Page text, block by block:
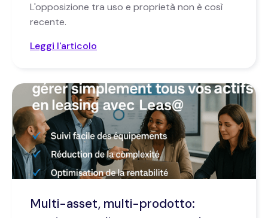
L'opposizione tra uso e proprietà non è così
recente.
Leggi l'articolo
Multi-asset, multi-prodotto: